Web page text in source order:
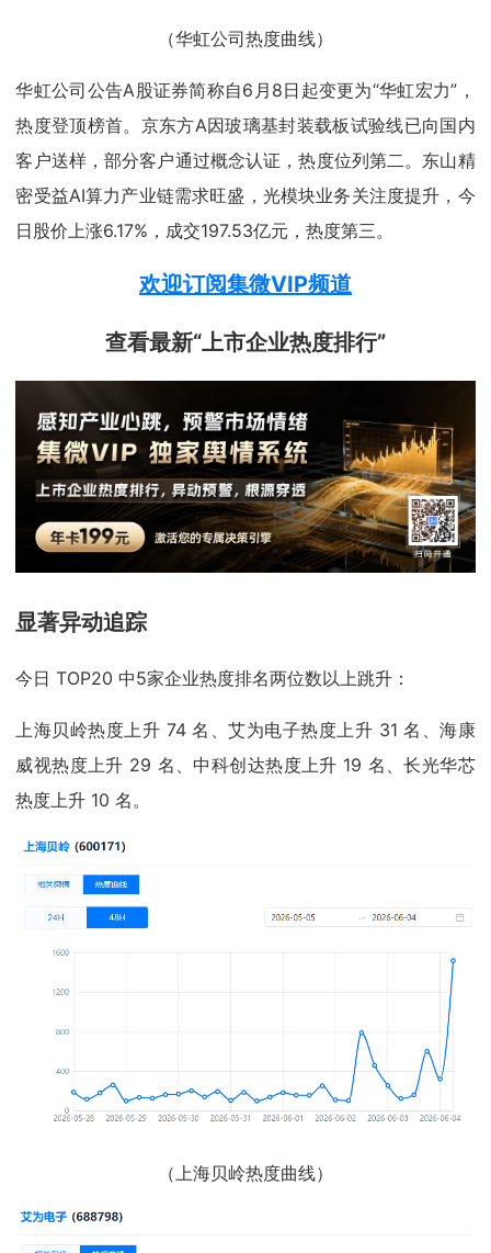
（华虹公司热度曲线）
华虹公司公告A股证券简称自6月8日起变更为“华虹宏力”，
热度登顶榜首。京东方A因玻璃基封装载板试验线已向国内
客户送样，部分客户通过概念认证，热度位列第二。东山精
密受益AI算力产业链需求旺盛，光模块业务关注度提升，今
日股价上涨6.17%，成交197.53亿元，热度第三。
欢迎订阅集微VIP频道
查看最新“上市企业热度排行”
显著异动追踪
今日 TOP20 中5家企业热度排名两位数以上跳升：
上海贝岭热度上升 74 名、艾为电子热度上升 31 名、海康
威视热度上升 29 名、中科创达热度上升 19 名、长光华芯
热度上升 10 名。
（上海贝岭热度曲线）